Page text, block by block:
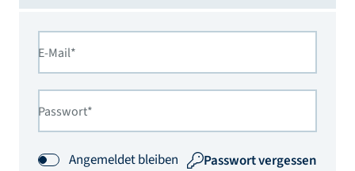
E-Mail*
Passwort*
Angemeldet bleiben Passwort vergessen